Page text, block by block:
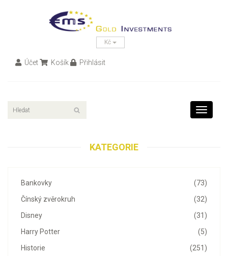
Kč
Účet Košík Přihlásit
Toggle
KATEGORIE
(73)
Bankovky
(32)
Čínský zvěrokruh
(31)
Disney
(5)
Harry Potter
(251)
Historie